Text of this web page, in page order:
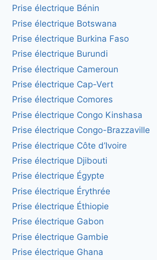
Prise électrique Bénin
Prise électrique Botswana
Prise électrique Burkina Faso
Prise électrique Burundi
Prise électrique Cameroun
Prise électrique Cap-Vert
Prise électrique Comores
Prise électrique Congo Kinshasa
Prise électrique Congo-Brazzaville
Prise électrique Côte d’Ivoire
Prise électrique Djibouti
Prise électrique Égypte
Prise électrique Érythrée
Prise électrique Éthiopie
Prise électrique Gabon
Prise électrique Gambie
Prise électrique Ghana